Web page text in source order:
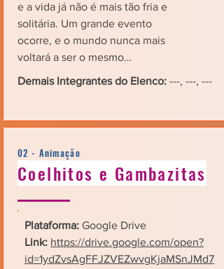
e a vida já não é mais tão fria e
solitária. Um grande evento
ocorre, e o mundo nunca mais
voltará a ser o mesmo…
Demais Integrantes do Elenco: ---, ---, ---
02 - Animação
Coelhitos e Gambazitas
Plataforma: Google Drive
Link: https://drive.google.com/open?
id=1ydZvsAgFFJZVEZwvgKjaMSnJMd7